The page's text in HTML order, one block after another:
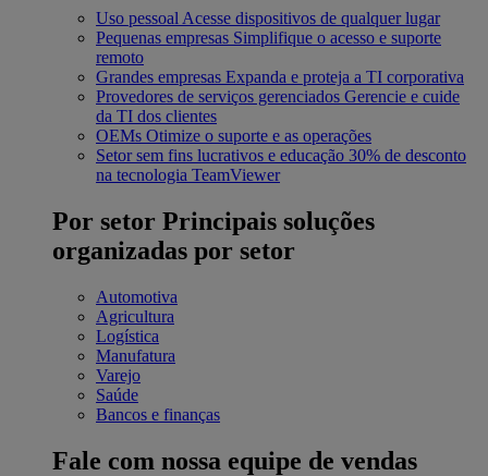
Uso pessoal Acesse dispositivos de qualquer lugar
Pequenas empresas Simplifique o acesso e suporte
remoto
Grandes empresas Expanda e proteja a TI corporativa
Provedores de serviços gerenciados Gerencie e cuide
da TI dos clientes
OEMs Otimize o suporte e as operações
Setor sem fins lucrativos e educação 30% de desconto
na tecnologia TeamViewer
Por setor Principais soluções
organizadas por setor
Automotiva
Agricultura
Logística
Manufatura
Varejo
Saúde
Bancos e finanças
Fale com nossa equipe de vendas